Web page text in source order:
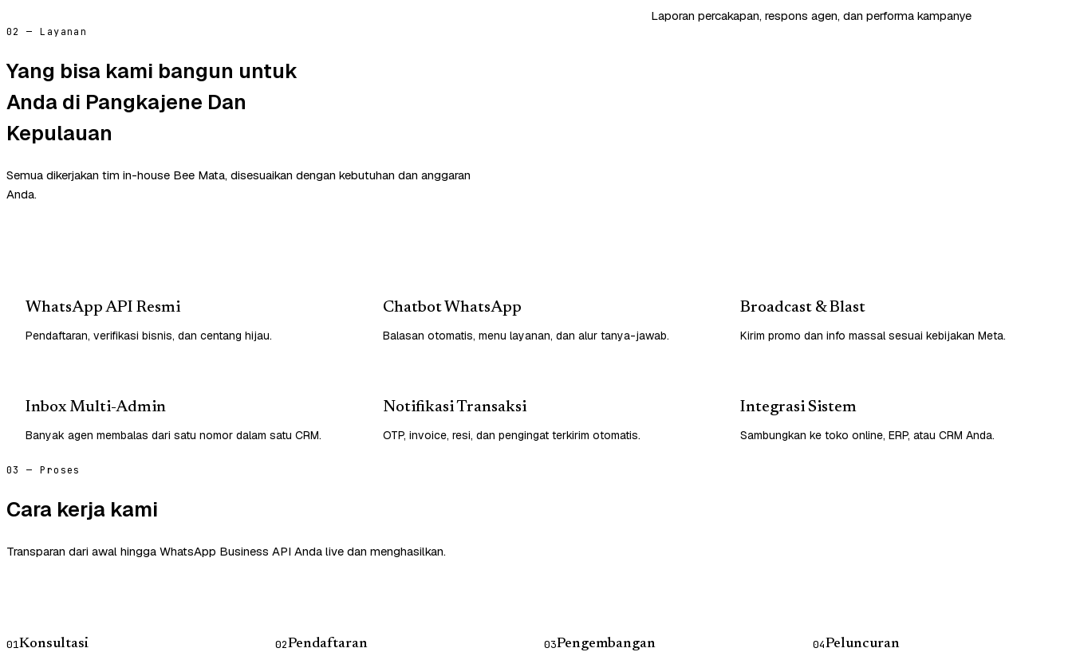
Laporan percakapan, respons agen, dan performa kampanye
02 — Layanan
Yang bisa kami bangun untuk
Anda di Pangkajene Dan
Kepulauan
Semua dikerjakan tim in-house Bee Mata, disesuaikan dengan kebutuhan dan anggaran
Anda.
WhatsApp API Resmi
Pendaftaran, verifikasi bisnis, dan centang hijau.
Chatbot WhatsApp
Balasan otomatis, menu layanan, dan alur tanya-jawab.
Broadcast & Blast
Kirim promo dan info massal sesuai kebijakan Meta.
Inbox Multi-Admin
Banyak agen membalas dari satu nomor dalam satu CRM.
Notifikasi Transaksi
OTP, invoice, resi, dan pengingat terkirim otomatis.
Integrasi Sistem
Sambungkan ke toko online, ERP, atau CRM Anda.
03 — Proses
Cara kerja kami
Transparan dari awal hingga WhatsApp Business API Anda live dan menghasilkan.
01Konsultasi
02Pendaftaran
03Pengembangan
04Peluncuran